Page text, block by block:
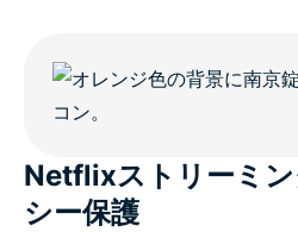
Netflixストリーミ
シー保護